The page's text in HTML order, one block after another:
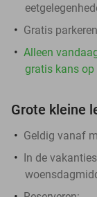
Gratis
Alleen
gratis kans op
Grote kleine
Geldig vanaf
In de